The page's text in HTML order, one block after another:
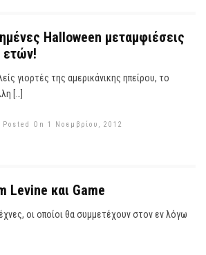
Halloween μεταμφιέσεις
ετών!
γιορτές της αμερικάνικης ηπείρου, το
[…]
Posted On 1 Νοεμβρίου, 2012
Levine και Game
οι οποίοι θα συμμετέχουν στον εν λόγω